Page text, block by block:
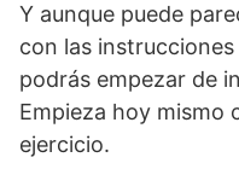
Y aunque puede
con las
podrás empezar de
Empieza hoy mismo
ejercicio.